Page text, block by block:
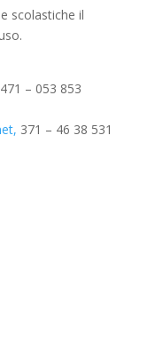
scolastiche il
– 053 853
371 – 46 38 531